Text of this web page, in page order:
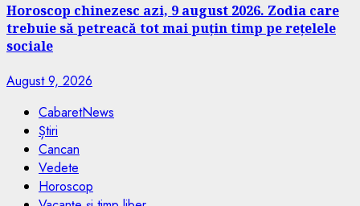
Horoscop chinezesc azi, 9 august 2026. Zodia care
trebuie să petreacă tot mai puțin timp pe rețelele
sociale
August 9, 2026
CabaretNews
Știri
Cancan
Vedete
Horoscop